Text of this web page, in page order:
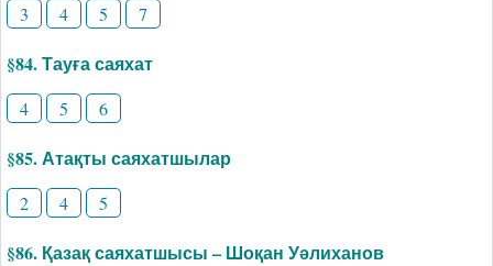
3 4 5 7
§84. Тауға саяхат
4 5 6
§85. Атақты саяхатшылар
2 4 5
§86. Қазақ саяхатшысы – Шоқан Уәлиханов